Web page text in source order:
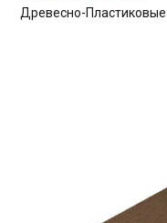
Древесно-